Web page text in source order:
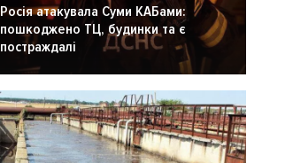
Росія атакувала Суми КАБами:
пошкоджено ТЦ, будинки та є
постраждалі